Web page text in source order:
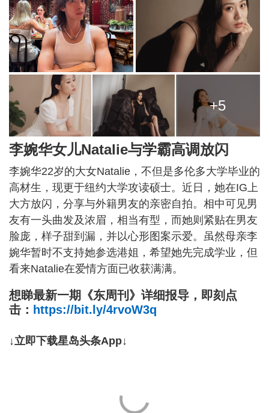
+5
李婉华女儿Natalie与学霸高调放闪
李婉华22岁的大女Natalie，不但是多伦多大学毕业的
高材生，现更于纽约大学攻读硕士。近日，她在IG上
大方放闪，分享与外籍男友的亲密自拍。相中可见男
友有一头曲发及浓眉，相当有型，而她则紧贴在男友
脸庞，样子甜到漏，并以心形图案示爱。虽然母亲李
婉华暂时不支持她参选港姐，希望她先完成学业，但
看来Natalie在爱情方面已收获满满。
想睇最新一期《东周刊》详细报导，即刻点
击： https://bit.ly/4rvoW3q
↓立即下载星岛头条App↓